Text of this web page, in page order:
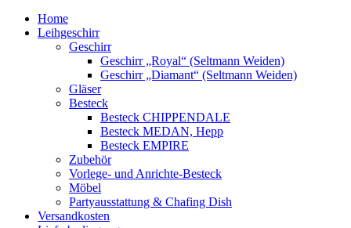
Home
Leihgeschirr
Geschirr
Geschirr „Royal“ (Seltmann Weiden)
Geschirr „Diamant“ (Seltmann Weiden)
Gläser
Besteck
Besteck CHIPPENDALE
Besteck MEDAN, Hepp
Besteck EMPIRE
Zubehör
Vorlege- und Anrichte-Besteck
Möbel
Partyausstattung & Chafing Dish
Versandkosten